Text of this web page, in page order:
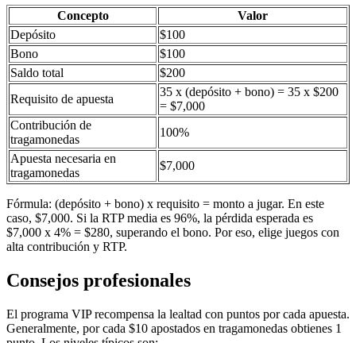
Concepto
Valor
Depósito
$100
Bono
$100
Saldo total
$200
Requisito de apuesta
35 x (depósito + bono) = 35 x $200
= $7,000
Contribución de
tragamonedas
100%
Apuesta necesaria en
tragamonedas
$7,000
Fórmula: (depósito + bono) x requisito = monto a jugar. En este
caso, $7,000. Si la RTP media es 96%, la pérdida esperada es
$7,000 x 4% = $280, superando el bono. Por eso, elige juegos con
alta contribución y RTP.
Consejos profesionales
El programa VIP recompensa la lealtad con puntos por cada apuesta.
Generalmente, por cada $10 apostados en tragamonedas obtienes 1